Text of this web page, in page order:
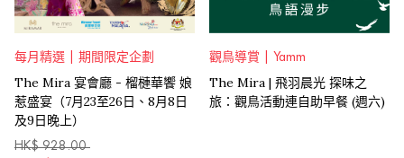
每月精選 | 期間限定企劃
The Mira 宴會廳 - 榴槤華饗 娘
惹盛宴（7月23至26日、8月8日
及9日晚上）
HK$ 928.00
觀鳥導賞 | Yamm
The Mira | 飛羽晨光 探味之
旅：觀鳥活動連自助早餐 (週六)